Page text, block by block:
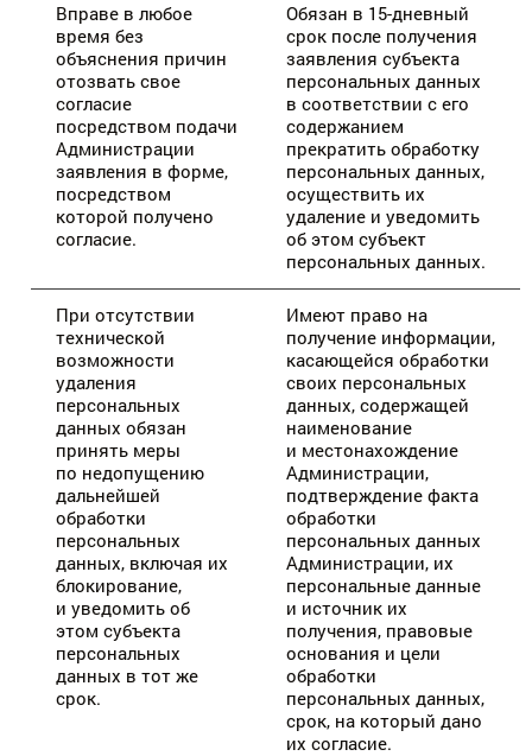
Вправе в любое
время без
объяснения причин
отозвать свое
согласие
посредством подачи
Администрации
заявления в форме,
посредством
которой получено
согласие.
Обязан в 15-дневный
срок после получения
заявления субъекта
персональных данных
в соответствии с его
содержанием
прекратить обработку
персональных данных,
осуществить их
удаление и уведомить
об этом субъект
персональных данных.
При отсутствии
технической
возможности
удаления
персональных
данных обязан
принять меры
по недопущению
дальнейшей
обработки
персональных
данных, включая их
блокирование,
и уведомить об
этом субъекта
персональных
данных в тот же
срок.
Имеют право на
получение информации,
касающейся обработки
своих персональных
данных, содержащей
наименование
и местонахождение
Администрации,
подтверждение факта
обработки
персональных данных
Администрации, их
персональные данные
и источник их
получения, правовые
основания и цели
обработки
персональных данных,
срок, на который дано
их согласие.